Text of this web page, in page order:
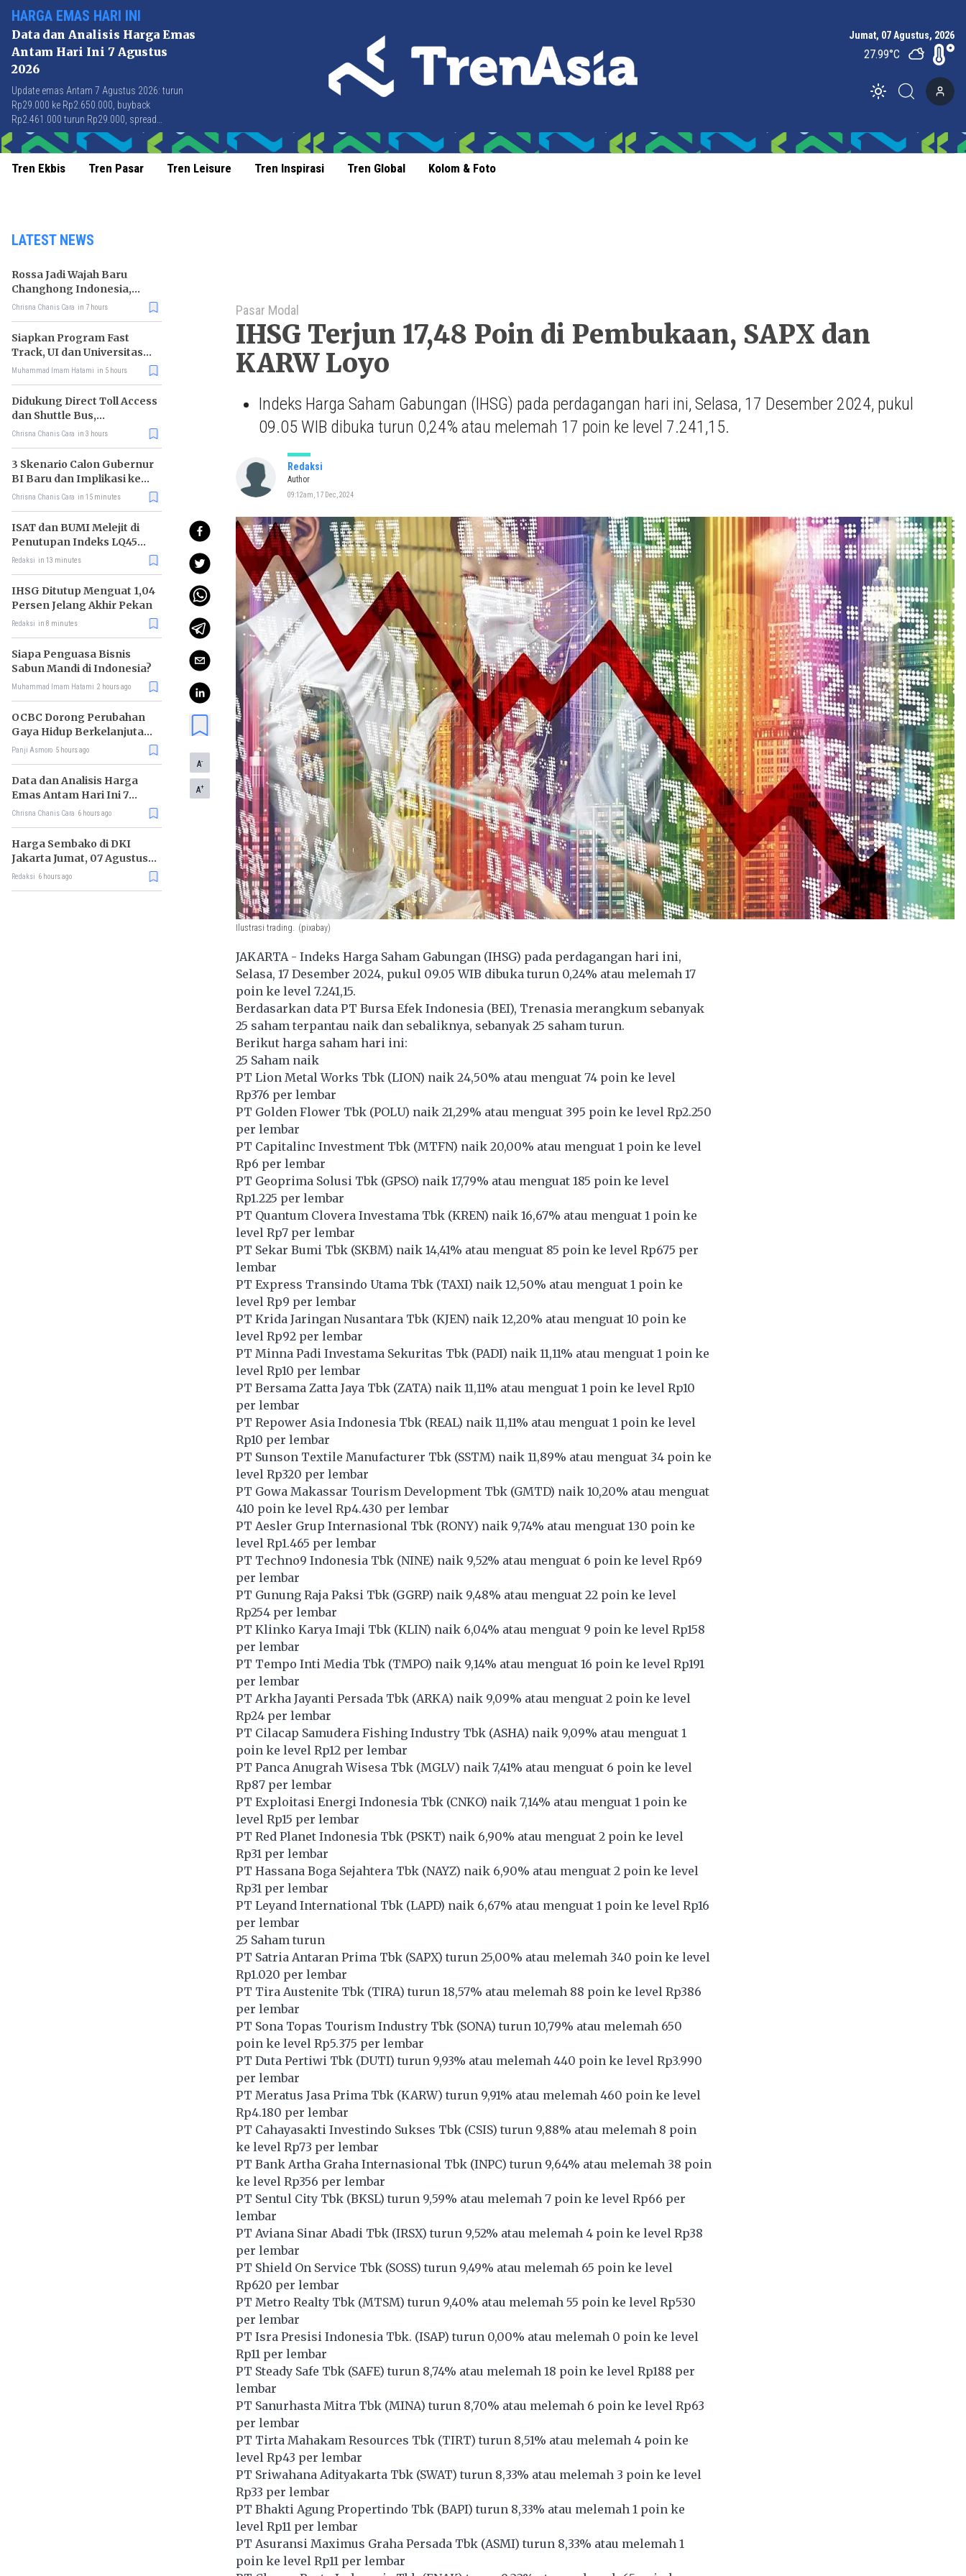
HARGA EMAS HARI INI
Data dan Analisis Harga Emas
Antam Hari Ini 7 Agustus
2026
Update emas Antam 7 Agustus 2026: turun
Rp29.000 ke Rp2.650.000, buyback
Rp2.461.000 turun Rp29.000, spread
Rp189.000 stabil di level terbaik sejak April
2026.
Jumat, 07 Agustus, 2026
27.99°C
Toggle theme
Tren Ekbis Tren Pasar Tren Leisure Tren Inspirasi Tren Global Kolom & Foto
LATEST NEWS
Rossa Jadi Wajah Baru
Changhong Indonesia,
Garansi Produk Kini
Chrisna Chanis Cara in 7 hours
Siapkan Program Fast
Track, UI dan Universitas
Agung Podomoro Jalin
Muhammad Imam Hatami in 5 hours
Didukung Direct Toll Access
dan Shuttle Bus,
Paramount Petals Kian
Chrisna Chanis Cara in 3 hours
3 Skenario Calon Gubernur
BI Baru dan Implikasi ke
Pasar
Chrisna Chanis Cara in 15 minutes
ISAT dan BUMI Melejit di
Penutupan Indeks LQ45
Hari Ini
Redaksi in 13 minutes
IHSG Ditutup Menguat 1,04
Persen Jelang Akhir Pekan
Redaksi in 8 minutes
Siapa Penguasa Bisnis
Sabun Mandi di Indonesia?
Muhammad Imam Hatami 2 hours ago
OCBC Dorong Perubahan
Gaya Hidup Berkelanjutan
melalui Program RISE
Panji Asmoro 5 hours ago
Data dan Analisis Harga
Emas Antam Hari Ini 7
Agustus 2026
Chrisna Chanis Cara 6 hours ago
Harga Sembako di DKI
Jakarta Jumat, 07 Agustus
2026, Daging Sapi Naik, Gas
Redaksi 6 hours ago
A-
A+
Pasar Modal
IHSG Terjun 17,48 Poin di Pembukaan, SAPX dan
KARW Loyo
Indeks Harga Saham Gabungan (IHSG) pada perdagangan hari ini, Selasa, 17 Desember 2024, pukul
09.05 WIB dibuka turun 0,24% atau melemah 17 poin ke level 7.241,15.
Redaksi
Author
09:12am, 17 Dec, 2024
Ilustrasi trading. (pixabay)
JAKARTA - Indeks Harga Saham Gabungan (IHSG) pada perdagangan hari ini,
Selasa, 17 Desember 2024, pukul 09.05 WIB dibuka turun 0,24% atau melemah 17
poin ke level 7.241,15.
Berdasarkan data PT Bursa Efek Indonesia (BEI), Trenasia merangkum sebanyak
25 saham terpantau naik dan sebaliknya, sebanyak 25 saham turun.
Berikut harga saham hari ini:
25 Saham naik
PT Lion Metal Works Tbk (LION) naik 24,50% atau menguat 74 poin ke level
Rp376 per lembar
PT Golden Flower Tbk (POLU) naik 21,29% atau menguat 395 poin ke level Rp2.250
per lembar
PT Capitalinc Investment Tbk (MTFN) naik 20,00% atau menguat 1 poin ke level
Rp6 per lembar
PT Geoprima Solusi Tbk (GPSO) naik 17,79% atau menguat 185 poin ke level
Rp1.225 per lembar
PT Quantum Clovera Investama Tbk (KREN) naik 16,67% atau menguat 1 poin ke
level Rp7 per lembar
PT Sekar Bumi Tbk (SKBM) naik 14,41% atau menguat 85 poin ke level Rp675 per
lembar
PT Express Transindo Utama Tbk (TAXI) naik 12,50% atau menguat 1 poin ke
level Rp9 per lembar
PT Krida Jaringan Nusantara Tbk (KJEN) naik 12,20% atau menguat 10 poin ke
level Rp92 per lembar
PT Minna Padi Investama Sekuritas Tbk (PADI) naik 11,11% atau menguat 1 poin ke
level Rp10 per lembar
PT Bersama Zatta Jaya Tbk (ZATA) naik 11,11% atau menguat 1 poin ke level Rp10
per lembar
PT Repower Asia Indonesia Tbk (REAL) naik 11,11% atau menguat 1 poin ke level
Rp10 per lembar
PT Sunson Textile Manufacturer Tbk (SSTM) naik 11,89% atau menguat 34 poin ke
level Rp320 per lembar
PT Gowa Makassar Tourism Development Tbk (GMTD) naik 10,20% atau menguat
410 poin ke level Rp4.430 per lembar
PT Aesler Grup Internasional Tbk (RONY) naik 9,74% atau menguat 130 poin ke
level Rp1.465 per lembar
PT Techno9 Indonesia Tbk (NINE) naik 9,52% atau menguat 6 poin ke level Rp69
per lembar
PT Gunung Raja Paksi Tbk (GGRP) naik 9,48% atau menguat 22 poin ke level
Rp254 per lembar
PT Klinko Karya Imaji Tbk (KLIN) naik 6,04% atau menguat 9 poin ke level Rp158
per lembar
PT Tempo Inti Media Tbk (TMPO) naik 9,14% atau menguat 16 poin ke level Rp191
per lembar
PT Arkha Jayanti Persada Tbk (ARKA) naik 9,09% atau menguat 2 poin ke level
Rp24 per lembar
PT Cilacap Samudera Fishing Industry Tbk (ASHA) naik 9,09% atau menguat 1
poin ke level Rp12 per lembar
PT Panca Anugrah Wisesa Tbk (MGLV) naik 7,41% atau menguat 6 poin ke level
Rp87 per lembar
PT Exploitasi Energi Indonesia Tbk (CNKO) naik 7,14% atau menguat 1 poin ke
level Rp15 per lembar
PT Red Planet Indonesia Tbk (PSKT) naik 6,90% atau menguat 2 poin ke level
Rp31 per lembar
PT Hassana Boga Sejahtera Tbk (NAYZ) naik 6,90% atau menguat 2 poin ke level
Rp31 per lembar
PT Leyand International Tbk (LAPD) naik 6,67% atau menguat 1 poin ke level Rp16
per lembar
25 Saham turun
PT Satria Antaran Prima Tbk (SAPX) turun 25,00% atau melemah 340 poin ke level
Rp1.020 per lembar
PT Tira Austenite Tbk (TIRA) turun 18,57% atau melemah 88 poin ke level Rp386
per lembar
PT Sona Topas Tourism Industry Tbk (SONA) turun 10,79% atau melemah 650
poin ke level Rp5.375 per lembar
PT Duta Pertiwi Tbk (DUTI) turun 9,93% atau melemah 440 poin ke level Rp3.990
per lembar
PT Meratus Jasa Prima Tbk (KARW) turun 9,91% atau melemah 460 poin ke level
Rp4.180 per lembar
PT Cahayasakti Investindo Sukses Tbk (CSIS) turun 9,88% atau melemah 8 poin
ke level Rp73 per lembar
PT Bank Artha Graha Internasional Tbk (INPC) turun 9,64% atau melemah 38 poin
ke level Rp356 per lembar
PT Sentul City Tbk (BKSL) turun 9,59% atau melemah 7 poin ke level Rp66 per
lembar
PT Aviana Sinar Abadi Tbk (IRSX) turun 9,52% atau melemah 4 poin ke level Rp38
per lembar
PT Shield On Service Tbk (SOSS) turun 9,49% atau melemah 65 poin ke level
Rp620 per lembar
PT Metro Realty Tbk (MTSM) turun 9,40% atau melemah 55 poin ke level Rp530
per lembar
PT Isra Presisi Indonesia Tbk. (ISAP) turun 0,00% atau melemah 0 poin ke level
Rp11 per lembar
PT Steady Safe Tbk (SAFE) turun 8,74% atau melemah 18 poin ke level Rp188 per
lembar
PT Sanurhasta Mitra Tbk (MINA) turun 8,70% atau melemah 6 poin ke level Rp63
per lembar
PT Tirta Mahakam Resources Tbk (TIRT) turun 8,51% atau melemah 4 poin ke
level Rp43 per lembar
PT Sriwahana Adityakarta Tbk (SWAT) turun 8,33% atau melemah 3 poin ke level
Rp33 per lembar
PT Bhakti Agung Propertindo Tbk (BAPI) turun 8,33% atau melemah 1 poin ke
level Rp11 per lembar
PT Asuransi Maximus Graha Persada Tbk (ASMI) turun 8,33% atau melemah 1
poin ke level Rp11 per lembar